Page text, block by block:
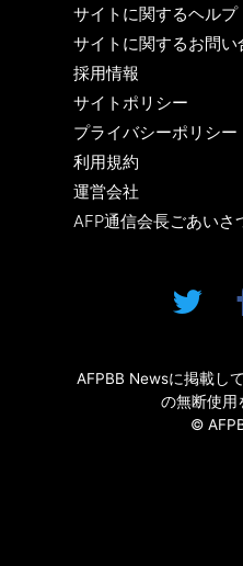
サイトに関するヘルプ
サイトに関するお問い
採用情報
サイトポリシー
プライバシーポリシー
利用規約
運営会社
AFP通信会長ごあいさ
AFPBB Newsに掲載し
の無断使用
©